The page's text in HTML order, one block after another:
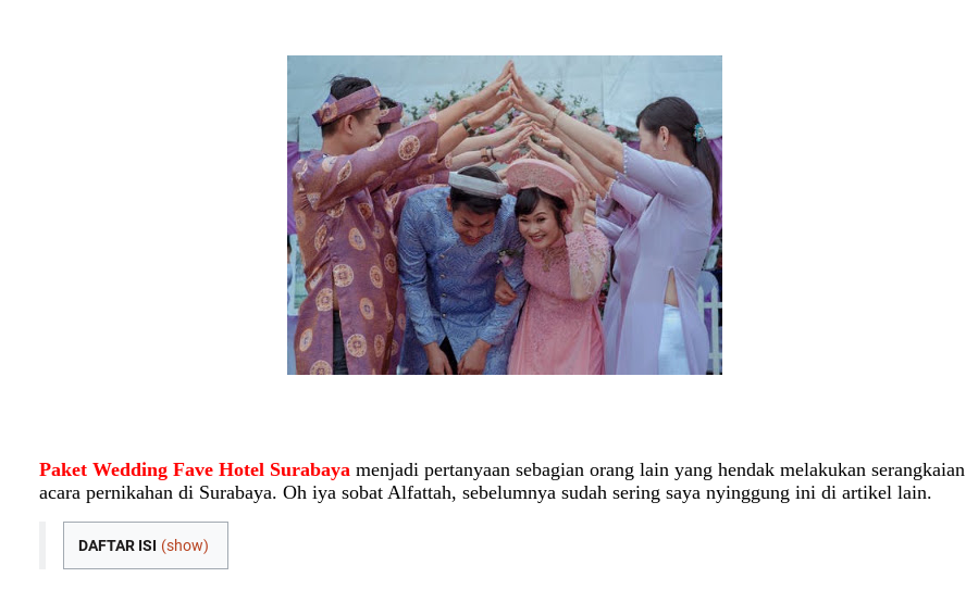
Paket Wedding Fave Hotel Surabaya menjadi pertanyaan sebagian orang lain yang hendak melakukan serangkaian
acara pernikahan di Surabaya. Oh iya sobat Alfattah, sebelumnya sudah sering saya nyinggung ini di artikel lain.
DAFTAR ISI (show)